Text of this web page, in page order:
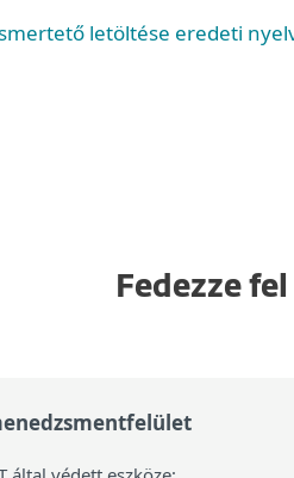
letöltése eredeti
Fedezze